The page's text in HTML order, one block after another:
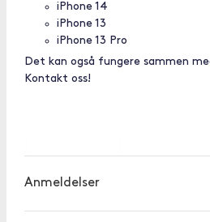
iPhone 14
iPhone 13
iPhone 13 Pro
Det kan også fungere sammen
Kontakt oss!
Anmeldelser